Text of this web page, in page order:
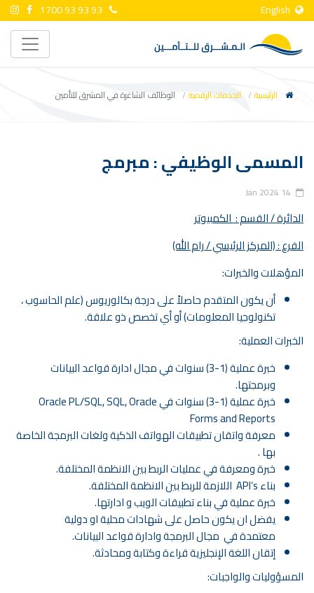
1700 93 93 93
الرئيسية الخدمات الرقمية الوظائف الشاغرة في المشرق للتأمين
المسمى الوظيفي : مبرمج
14 Jan 2024
الدائرة / القسم : الكمبيوتر
الفرع : (المركز الرئيسي / رام الله)
المؤهلات والخبرات:
أن يكون المتقدم حاصلاً على درجة بكالوريوس (علم الحاسوب ،
تكنولوجيا المعلومات) أو أي تخصص ذو علاقة.
الخبرات العملية:
خبرة عملية (1-3) سنوات في مجال ادارة قواعد البيانات
وبرمجتها.
خبرة عملية (1-3) سنوات في Oracle PL/SQL, SQL, Oracle
Forms and Reports
معرفة واتقان تطبيقات الهواتف الذكية ولغات البرمجة الخاصة
بها .
خبرة ومعرفة في عمليات الربط بين الانظمة المختلفة.
بناء API’s اللازمة للربط بين الانظمة المختلفة.
خبرة عملية في بناء تطبيقات الويب و ادارتها.
يفضل ان يكون حاصل على شهادات محلية او دولية
معتمدة في مجال البرمجة وادارة قواعد البيانات.
إتقان اللغة الإنجليزية قراءة وكتابة ومحادثة.
المسؤوليات والواجبات: